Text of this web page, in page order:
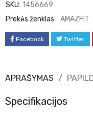
SKU: 1456669
Prekės ženklas: AMAZFIT
Facebook Twitter
APRAŠYMAS
Specifikacijos